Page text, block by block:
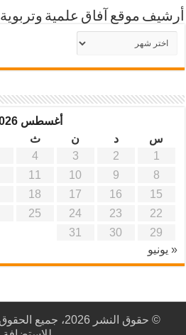
أرشيف موقع آفاق علمية وتربوية
أرشيف
موقع
آفاق
أغسطس 2026
س
د ن ث
1
2
3
4
8
9
10
11
15
16
17
18
22
23
24
25
29
30
31
« يونيو
© حقوق النشر 2026، جميع الحقوق محفوظة |